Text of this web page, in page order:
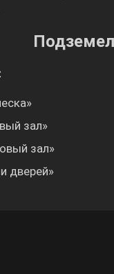
зал»
зал»
дверей»